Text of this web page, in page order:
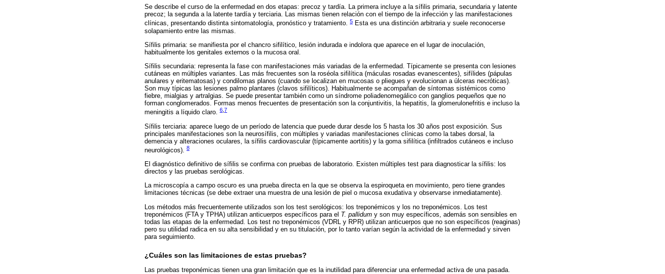
Se describe el curso de la enfermedad en dos etapas: precoz y tardía. La primera incluye a la sífilis primaria, secundaria y latente
precoz; la segunda a la latente tardía y terciaria. Las mismas tienen relación con el tiempo de la infección y las manifestaciones
clínicas, presentando distinta sintomatología, pronóstico y tratamiento. 5 Esta es una distinción arbitraria y suele reconocerse
solapamiento entre las mismas.
Sífilis primaria: se manifiesta por el chancro sifilítico, lesión indurada e indolora que aparece en el lugar de inoculación,
habitualmente los genitales externos o la mucosa oral.
Sífilis secundaria: representa la fase con manifestaciones más variadas de la enfermedad. Típicamente se presenta con lesiones
cutáneas en múltiples variantes. Las más frecuentes son la roséola sifilítica (máculas rosadas evanescentes), sifílides (pápulas
anulares y eritematosas) y condilomas planos (cuando se localizan en mucosas o pliegues y evolucionan a úlceras necróticas).
Son muy típicas las lesiones palmo plantares (clavos sifilíticos). Habitualmente se acompañan de síntomas sistémicos como
fiebre, mialgias y artralgias. Se puede presentar también como un síndrome poliadenomegálico con ganglios pequeños que no
forman conglomerados. Formas menos frecuentes de presentación son la conjuntivitis, la hepatitis, la glomerulonefritis e incluso la
meningitis a líquido claro. 6 7
Sífilis terciaria: aparece luego de un período de latencia que puede durar desde los 5 hasta los 30 años post exposición. Sus
principales manifestaciones son la neurosífilis, con múltiples y variadas manifestaciones clínicas como la tabes dorsal, la
demencia y alteraciones oculares, la sífilis cardiovascular (típicamente aortitis) y la goma sifilítica (infiltrados cutáneos e incluso
neurológicos).
8
El diagnóstico definitivo de sífilis se confirma con pruebas de laboratorio. Existen múltiples test para diagnosticar la sífilis: los
directos y las pruebas serológicas.
La microscopía a campo oscuro es una prueba directa en la que se observa la espiroqueta en movimiento, pero tiene grandes
limitaciones técnicas (se debe extraer una muestra de una lesión de piel o mucosa exudativa y observarse inmediatamente).
Los métodos más frecuentemente utilizados son los test serológicos: los treponémicos y los no treponémicos. Los test
treponémicos (FTA y TPHA) utilizan anticuerpos específicos para el T. pallidum y son muy específicos, además son sensibles en
todas las etapas de la enfermedad. Los test no treponémicos (VDRL y RPR) utilizan anticuerpos que no son específicos (reaginas)
pero su utilidad radica en su alta sensibilidad y en su titulación, por lo tanto varían según la actividad de la enfermedad y sirven
para seguimiento.
¿Cuáles son las limitaciones de estas pruebas?
Las pruebas treponémicas tienen una gran limitación que es la inutilidad para diferenciar una enfermedad activa de una pasada.